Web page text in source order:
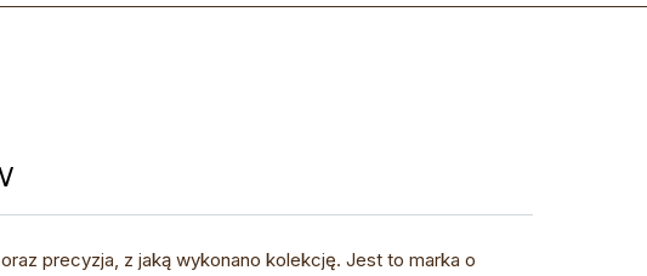
precyzja, z jaką wykonano kolekcję. Jest to marka o